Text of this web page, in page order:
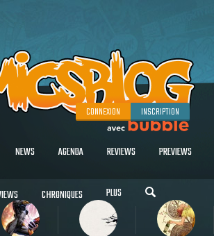
CONNEXION INSCRIPTION
NEWS AGENDA REVIEWS PREVIEWS
CHRONIQUES PLUS